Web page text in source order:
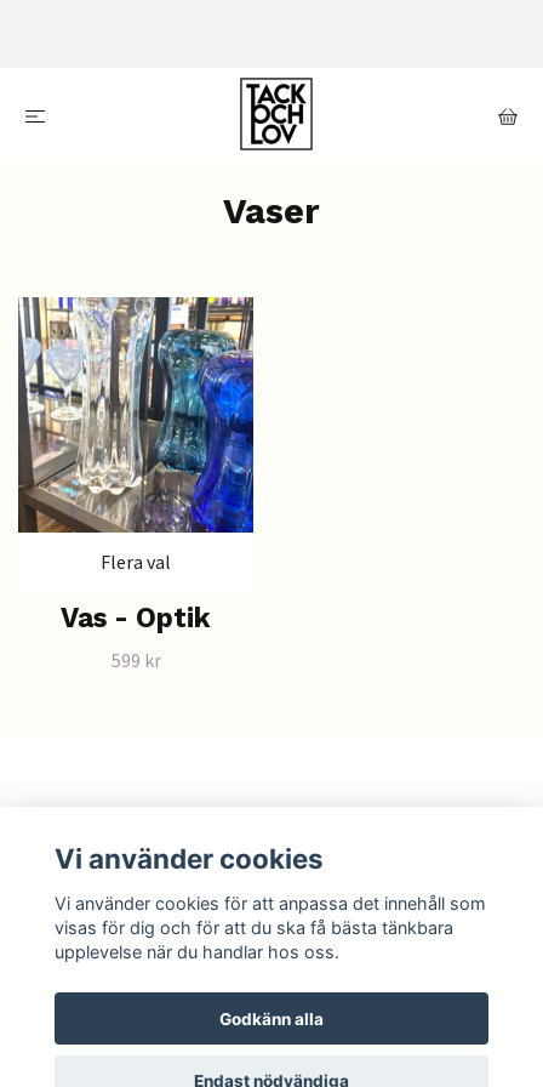
Vaser
Flera val
Vas - Optik
599 kr
Sociala medier
© 2026 Tackochlov
Vi använder cookies
Vi använder cookies för att anpassa det innehåll som
visas för dig och för att du ska få bästa tänkbara
upplevelse när du handlar hos oss.
Godkänn alla
Endast nödvändiga